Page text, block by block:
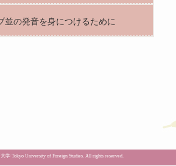
並の発音を身につけるために
学 Tokyo University of Foreign Studies. All rights reserved.